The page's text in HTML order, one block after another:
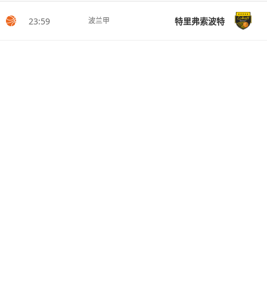
23:59 波兰甲 特里弗索波特